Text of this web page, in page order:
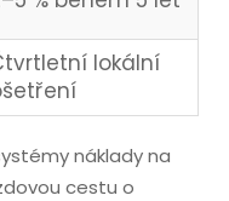
lokální
náklady na
cestu o